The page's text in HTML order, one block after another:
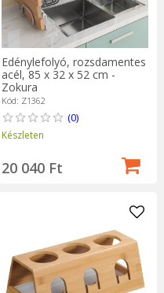
Edénylefolyó, rozsdamentes
acél, 85 x 32 x 52 cm -
Zokura
Kód: Z1362
(0)
Készleten
20 040 Ft